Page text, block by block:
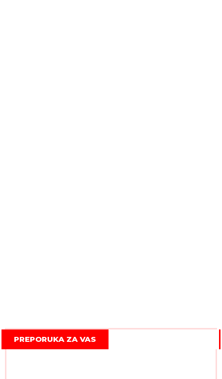
PREPORUKA ZA VAS